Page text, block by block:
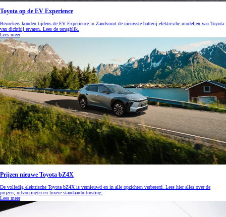
Toyota op de EV Experience
Bezoekers konden tijdens de EV Experience in Zandvoort de nieuwste batterij-elektrische modellen van Toyota
van dichtbij ervaren. Lees de terugblik.
Lees meer
Prijzen nieuwe Toyota bZ4X
De volledig elektrische Toyota bZ4X is vernieuwd en in alle opzichten verbeterd. Lees hier alles over de
prijzen, uitvoeringen en luxere standaarduitrusting.
Lees meer